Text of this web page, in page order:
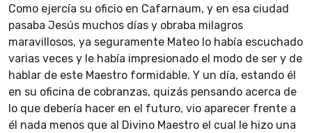
Como ejercía su oficio en Cafarnaum, y en esa ciudad
pasaba Jesús muchos días y obraba milagros
maravillosos, ya seguramente Mateo lo había escuchado
varias veces y le había impresionado el modo de ser y de
hablar de este Maestro formidable. Y un día, estando él
en su oficina de cobranzas, quizás pensando acerca de
lo que debería hacer en el futuro, vio aparecer frente a
él nada menos que al Divino Maestro el cual le hizo una